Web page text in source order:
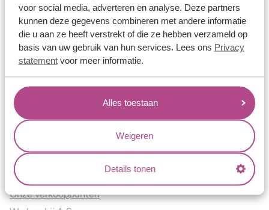
voor social media, adverteren en analyse. Deze partners
kunnen deze gegevens combineren met andere informatie
die u aan ze heeft verstrekt of die ze hebben verzameld op
basis van uw gebruik van hun services. Lees ons Privacy
statementvoor meer informatie.
Alles toestaan
Weigeren
Details tonen
Aller Spanninga
Historie
Certificaten
Blogs
Jouw voordelen
Conflictvrije Materialen
Oneindig veel mogelijkheden
Kwaliteit
Juweliers & Contact
Onze verkooppunten